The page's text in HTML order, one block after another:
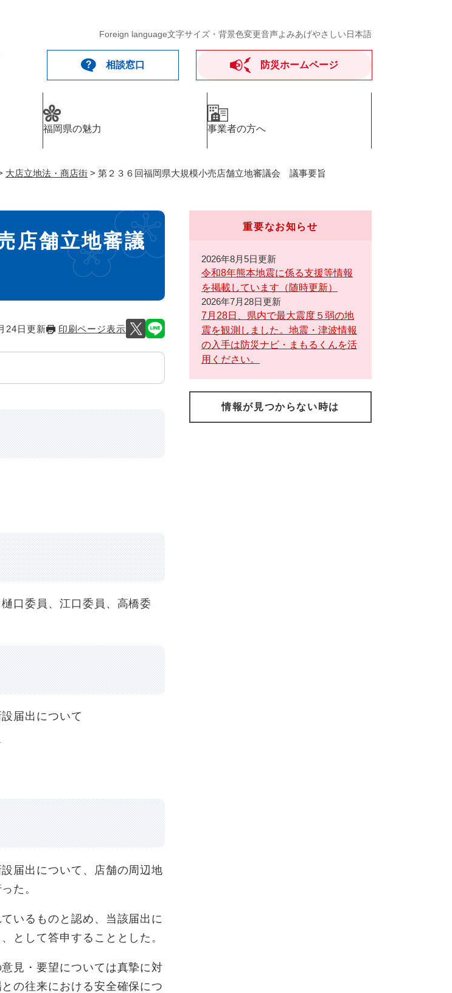
Foreign language文字サイズ・背景色変更音声よみあげやさしい日本語
相談窓口 防災ホームページ
福岡県の魅力 事業者の方へ
大店立地法・商店街 > 第２３６回福岡県大規模小売店舗立地審議会 議事要旨
店舗立地審議
24日更新 印刷ページ表示
口委員、江口委員、高橋委
届出について
届出について、店舗の周辺地
た。
いるものと認め、当該届出に
として答申することとした。
見・要望については真摯に対
の往来における安全確保につ
重要なお知らせ
2026年8月5日更新
令和8年熊本地震に係る支援等情報
を掲載しています（随時更新）
2026年7月28日更新
7月28日、県内で最大震度５弱の地
震を観測しました。地震・津波情報
の入手は防災ナビ・まもるくんを活
用ください。
情報が見つからない時は